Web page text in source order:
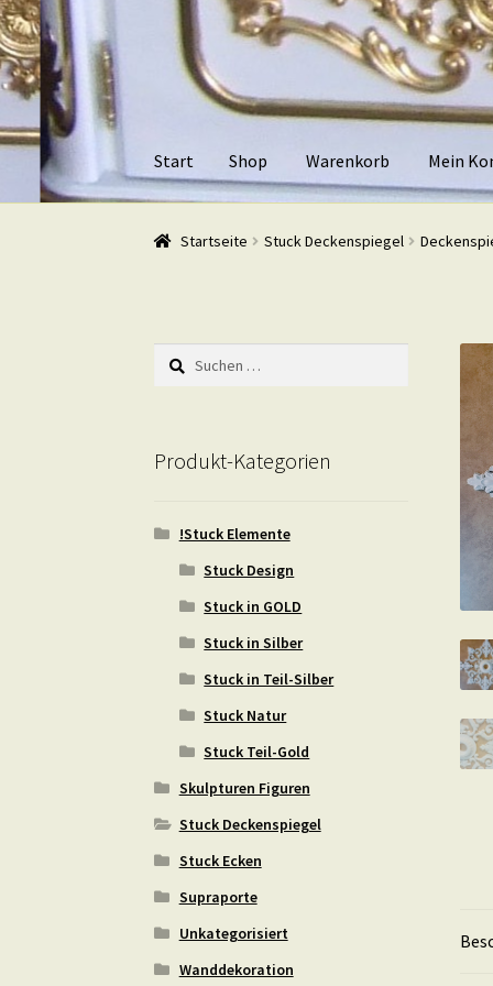
Zur
Navigation
springen
Zum
Inhalt
springen
Start Shop Warenkorb Mein
Start ShopWarenkorb Mein Konto Kasse
Startseite Stuck Deckenspiegel
Suchen
nach:
Produkt-Kategorien
!Stuck Elemente
Stuck Design
Stuck in GOLD
Stuck in Silber
Stuck in Teil-Silber
Stuck Natur
Stuck Teil-Gold
Skulpturen Figuren
Stuck Deckenspiegel
Stuck Ecken
Supraporte
Unkategorisiert
Wanddekoration